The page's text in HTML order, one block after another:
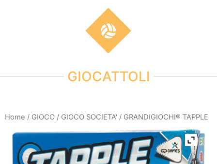
GIOCATTOLI
Home / GIOCO / GIOCO SOCIETA' / GRANDIGIOCHI® TAPPLE